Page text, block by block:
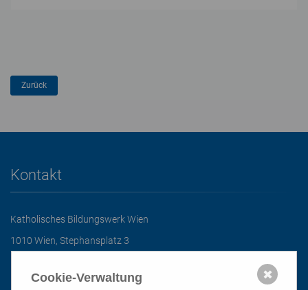
Kontakt
Katholisches Bildungswerk Wien
1010 Wien, Stephansplatz 3
office@bildungswerk.at
Cookie-Verwaltung ✖